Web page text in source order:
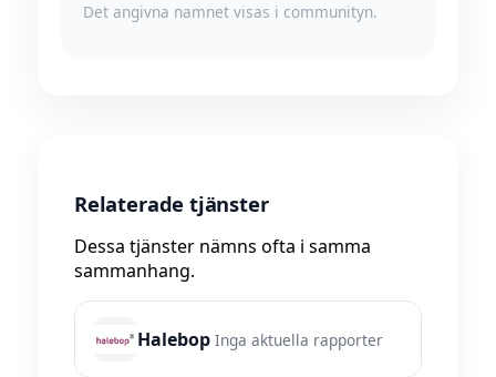
Det angivna namnet visas i communityn.
Relaterade tjänster
Dessa tjänster nämns ofta i samma
sammanhang.
Halebop Inga aktuella rapporter